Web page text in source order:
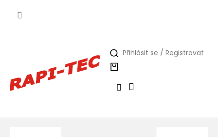
Přihlásit se / Registrovat